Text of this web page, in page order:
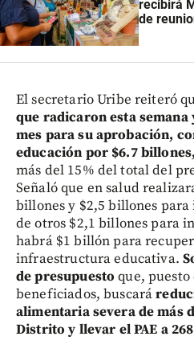
recibirá
de
El secretario Uribe reiteró
que radicaron esta
mes para su aprobación,
educación por $6.7
más del 15% del total del
Señaló que en salud
billones y $2,5 billones
de otros $2,1 billones para
habrá $1 billón para
infraestructura educativa.
de presupuesto que,
beneficiados, buscará
alimentaria severa de más
Distrito y llevar el PAE a